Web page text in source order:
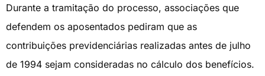
Durante a tramitação do processo, associações que
defendem os aposentados pediram que as
contribuições previdenciárias realizadas antes de julho
de 1994 sejam consideradas no cálculo dos benefícios.